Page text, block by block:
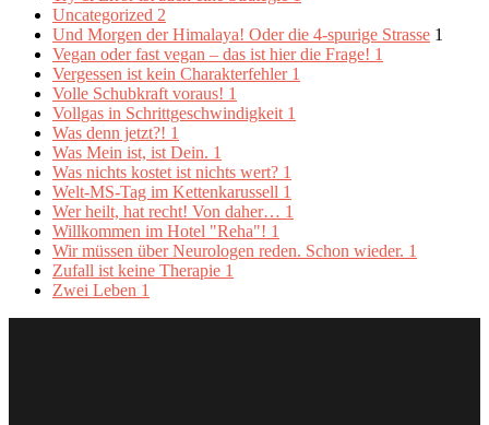
Uncategorized 2
Und Morgen der Himalaya! Oder die 4-spurige Strasse 1
Vegan oder fast vegan – das ist hier die Frage! 1
Vergessen ist kein Charakterfehler 1
Volle Schubkraft voraus! 1
Vollgas in Schrittgeschwindigkeit 1
Was denn jetzt?! 1
Was Mein ist, ist Dein. 1
Was nichts kostet ist nichts wert? 1
Welt-MS-Tag im Kettenkarussell 1
Wer heilt, hat recht! Von daher… 1
Willkommen im Hotel "Reha"! 1
Wir müssen über Neurologen reden. Schon wieder. 1
Zufall ist keine Therapie 1
Zwei Leben 1